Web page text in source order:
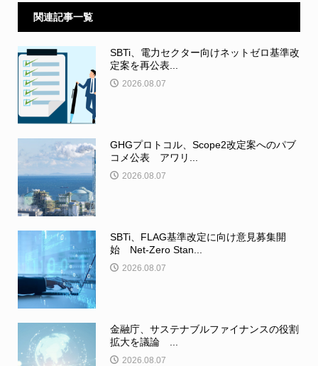
関連記事一覧
SBTi、電力セクター向けネットゼロ基準改
定案を再公表...
2026.08.07
GHGプロトコル、Scope2改定案へのパブ
コメ公表 アワリ...
2026.08.07
SBTi、FLAG基準改定に向け意見募集開
始 Net-Zero Stan...
2026.08.07
金融庁、サステナブルファイナンスの役割
拡大を議論 ...
2026.08.07